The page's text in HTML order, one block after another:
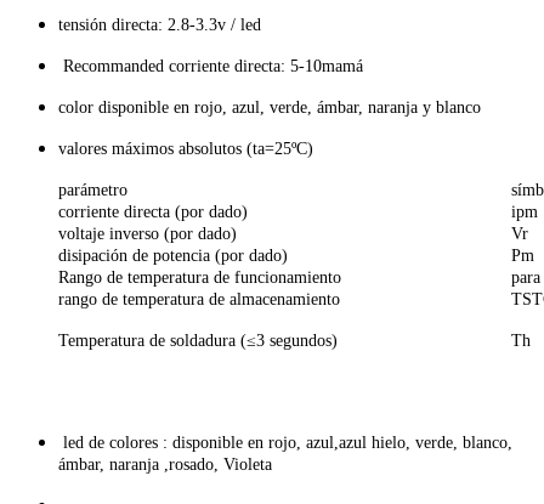
tensión directa: 2.8-3.3v / led
Recommanded corriente directa: 5-10mamá
color disponible en rojo, azul, verde, ámbar, naranja y blanco
valores máximos absolutos (ta=25ºC)
parámetro
corriente directa (por dado)
ipm
voltaje inverso (por dado)
Vr
disipación de potencia (por dado)
Pm
Rango de temperatura de funcionamiento
rango de temperatura de almacenamiento
Temperatura de soldadura (≤3 segundos) Th
led de colores : disponible en rojo, azul,azul hielo, verde, blanco,
ámbar, naranja ,rosado, Violeta